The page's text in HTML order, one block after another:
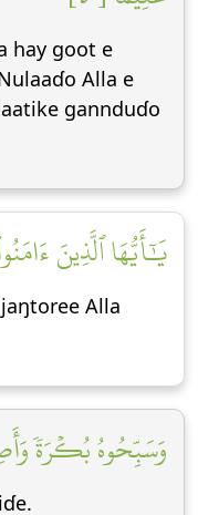
hay goot e
Alla e
gannduɗo
يَٰٓأَيُّهَا ٱلَّذِينَ
Alla
وَسَبِّحُوهُ بُكۡرَةٗ